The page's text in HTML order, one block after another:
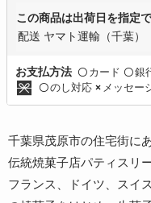
この商品は出荷日を指定
配送 ヤマト運輸（千葉）
お支払方法 〇 カード 〇銀
〇のし対応 × メッセー
千葉県茂原市の住宅街に
伝統焼菓子店パティスリ
フランス、ドイツ、スイ